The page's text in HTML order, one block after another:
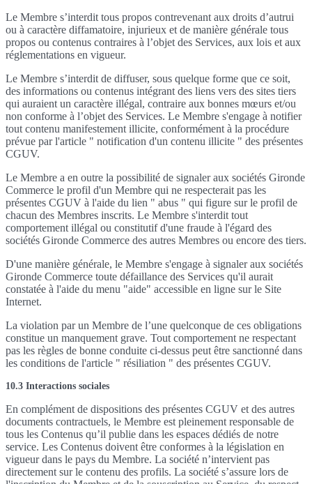
Le Membre s’interdit tous propos contrevenant aux droits d’autrui
ou à caractère diffamatoire, injurieux et de manière générale tous
propos ou contenus contraires à l’objet des Services, aux lois et aux
réglementations en vigueur.
Le Membre s’interdit de diffuser, sous quelque forme que ce soit,
des informations ou contenus intégrant des liens vers des sites tiers
qui auraient un caractère illégal, contraire aux bonnes mœurs et/ou
non conforme à l’objet des Services. Le Membre s'engage à notifier
tout contenu manifestement illicite, conformément à la procédure
prévue par l'article " notification d'un contenu illicite " des présentes
CGUV.
Le Membre a en outre la possibilité de signaler aux sociétés Gironde
Commerce le profil d'un Membre qui ne respecterait pas les
présentes CGUV à l'aide du lien " abus " qui figure sur le profil de
chacun des Membres inscrits. Le Membre s'interdit tout
comportement illégal ou constitutif d'une fraude à l'égard des
sociétés Gironde Commerce des autres Membres ou encore des tiers.
D'une manière générale, le Membre s'engage à signaler aux sociétés
Gironde Commerce toute défaillance des Services qu'il aurait
constatée à l'aide du menu "aide" accessible en ligne sur le Site
Internet.
La violation par un Membre de l’une quelconque de ces obligations
constitue un manquement grave. Tout comportement ne respectant
pas les règles de bonne conduite ci-dessus peut être sanctionné dans
les conditions de l'article " résiliation " des présentes CGUV.
10.3 Interactions sociales
En complément de dispositions des présentes CGUV et des autres
documents contractuels, le Membre est pleinement responsable de
tous les Contenus qu’il publie dans les espaces dédiés de notre
service. Les Contenus doivent être conformes à la législation en
vigueur dans le pays du Membre. La société n’intervient pas
directement sur le contenu des profils. La société s’assure lors de